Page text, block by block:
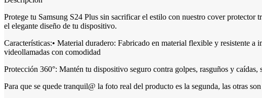
Protege tu Samsung S24 Plus sin sacrificar el estilo con nuestro cover protector
el elegante diseño de tu dispositivo.
Características:• Material duradero: Fabricado en material flexible y resistente
videollamadas con comodidad
Protección 360°: Mantén tu dispositivo seguro contra golpes, rasguños y caídas,
Para que se quede tranquil@ la foto real del producto es la segunda, las otras